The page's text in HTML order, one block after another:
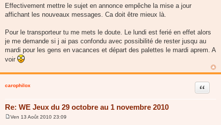
e
s
s
e
Effectivement mettre le sujet en annonce empêche la mise a jour
affichant les nouveaux messages. Ca doit être mieux là.
Pour le transporteur tu me mets le doute. Le lundi est ferié en effet alors
je me demande si j ai pas confondu avec possibilité de rester jusqu au
mardi pour les gens en vacances et départ des palettes le mardi aprem. A
voir
carophilox
Re: WE Jeux du 29 octobre au 1 novembre 2010
Citer
Ven 13 Août 2010 23:09